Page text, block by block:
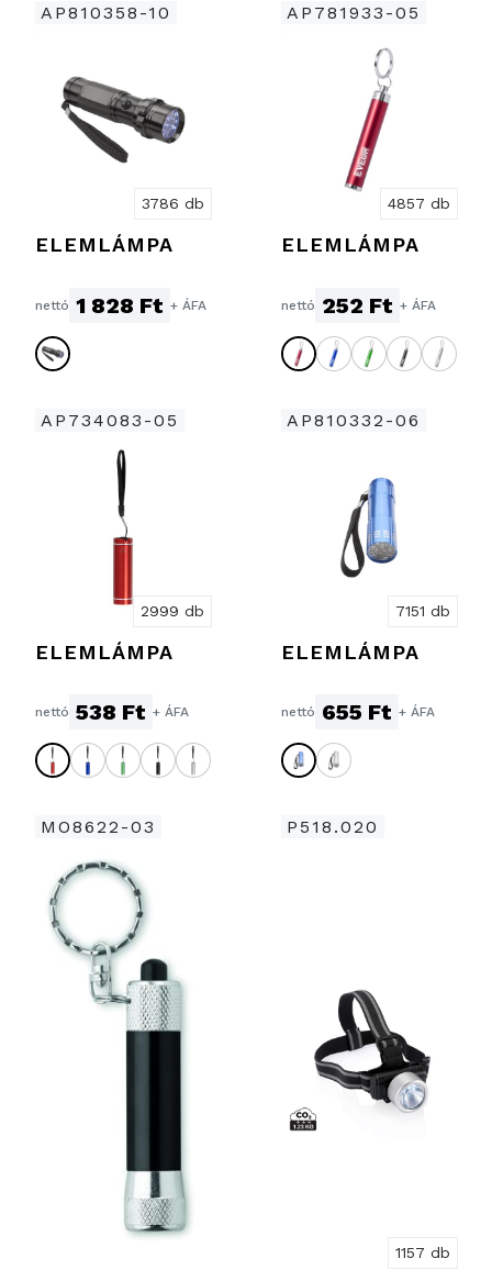
AP810358-10
3786 db
ELEMLÁMPA
nettó 1 828 Ft + ÁFA
AP781933-05
4857 db
ELEMLÁMPA
nettó 252 Ft + ÁFA
AP734083-05
2999 db
ELEMLÁMPA
nettó 538 Ft + ÁFA
AP810332-06
7151 db
ELEMLÁMPA
nettó 655 Ft + ÁFA
MO8622-03 P518.020
1157 db